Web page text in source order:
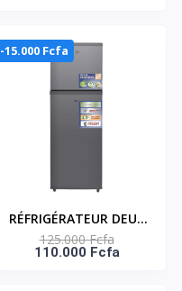
-15.000 Fcfa
RÉFRIGÉRATEUR DEUX
PORTES – AVEC CLE-
138 LITRES –NASF2-
125.000 Fcfa
110.000 Fcfa